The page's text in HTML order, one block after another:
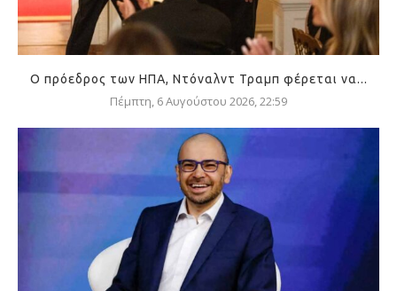
Ο πρόεδρος των ΗΠΑ, Ντόναλντ Τραμπ φέρεται να...
Πέμπτη, 6 Αυγούστου 2026, 22:59